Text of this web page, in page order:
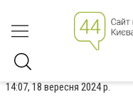
14:07, 18 вересня 2024 р.